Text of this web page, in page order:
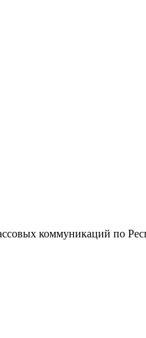
коммуникаций по